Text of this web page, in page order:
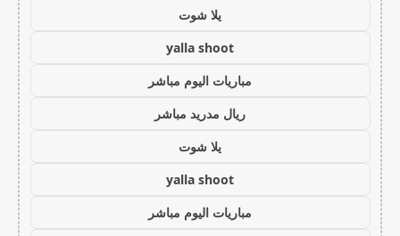
يلا شوت
yalla shoot
مباريات اليوم مباشر
ريال مدريد مباشر
يلا شوت
yalla shoot
مباريات اليوم مباشر